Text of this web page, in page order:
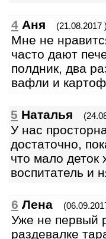
4 Аня (21.08.2017
Мне не
часто дают
полдник, два
вафли и
5 Наталья
У нас
достаточно,
что мало деток
воспитатель и
6 Лена
Уже не первый
раздевалке